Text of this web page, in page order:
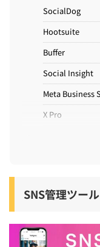
SocialDog
Hootsuite
Buffer
Social Insight
Meta Business
X Pro
SNS管理ツール
アプリやPCか
できるか
SNS管理ツー